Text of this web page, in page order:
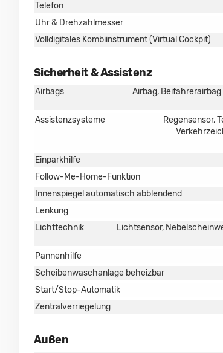
Telefon
Uhr & Drehzahlmesser
Volldigitales Kombiinstrument (Virtual Cockpit)
Sicherheit & Assistenz
Airbags
Airbag,
Assistenzsysteme
Regensensor,
Einparkhilfe
Follow-Me-Home-Funktion
Innenspiegel automatisch abblendend
Lenkung
Lichttechnik
Lichtsensor,
Pannenhilfe
Scheibenwaschanlage beheizbar
Start/Stop-Automatik
Zentralverriegelung
Außen